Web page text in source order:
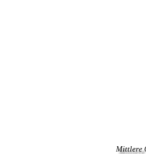
Mittlere